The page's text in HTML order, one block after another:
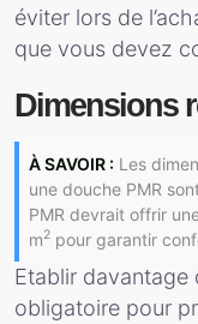
éviter lors de
que vous devez
Dimensions
À SAVOIR : Les
une douche PMR
PMR devrait offrir
m2 pour garantir
Etablir davantage
obligatoire pour